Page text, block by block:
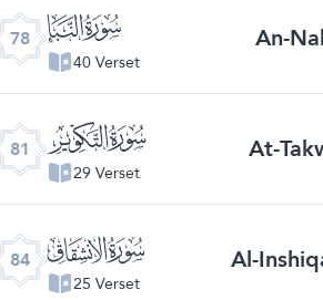
78 ﯻ
40 Verset
An-
81 ﯾ
29 Verset
At-
84 ﰁ
25 Verset
Al-